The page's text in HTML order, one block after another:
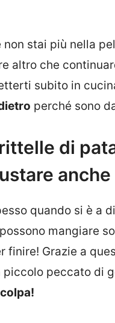
non stai più nella
altro che
subito in
perché sono
di
quando si è a
mangiare
finire! Grazie a
piccolo peccato di